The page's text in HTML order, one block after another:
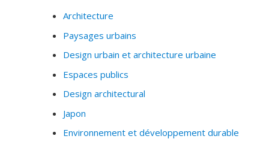
Architecture
Paysages urbains
Design urbain et architecture urbaine
Espaces publics
Design architectural
Japon
Environnement et développement durable